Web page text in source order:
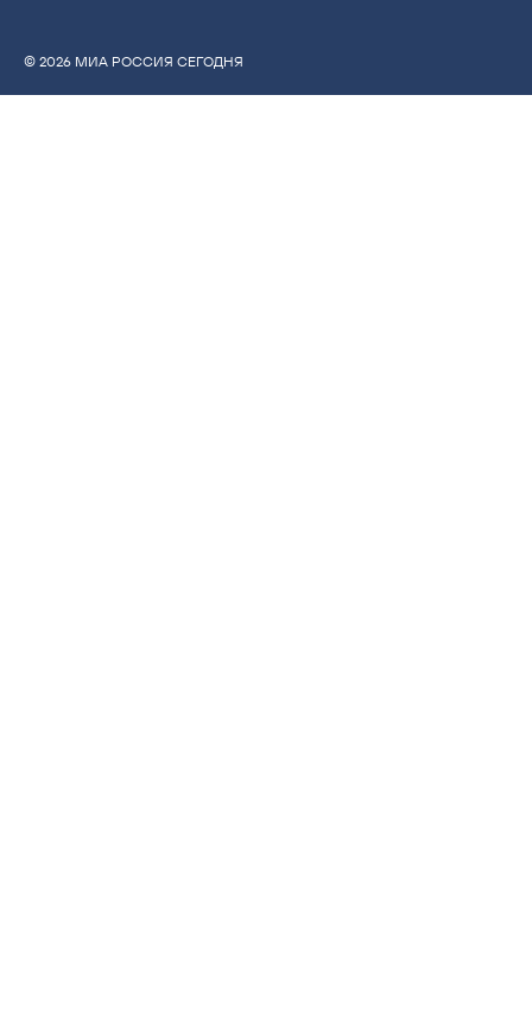
© 2026 МИА РОССИЯ СЕГОДНЯ